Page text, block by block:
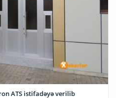
ATS istifadəyə verilib